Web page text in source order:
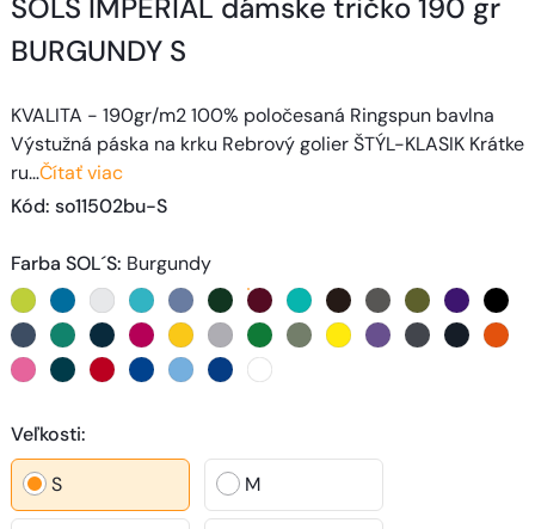
SOLS IMPERIAL dámske tričko 190 gr
BURGUNDY S
KVALITA - 190gr/m2 100% poločesaná Ringspun bavlna
Výstužná páska na krku Rebrový golier ŠTÝL-KLASIK Krátke
ru…Čítať viac
Kód: so11502bu-S
Farba SOL´S: Burgundy
Veľkosti:
S
M